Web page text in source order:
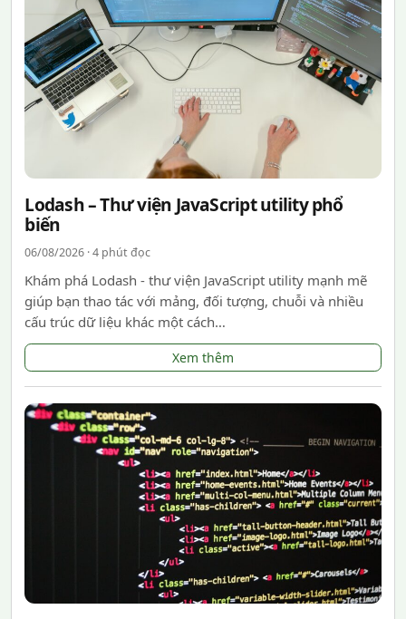
Lodash – Thư viện JavaScript utility phổ
biến
06/08/2026 · 4 phút đọc
Khám phá Lodash - thư viện JavaScript utility mạnh mẽ
giúp bạn thao tác với mảng, đối tượng, chuỗi và nhiều
cấu trúc dữ liệu khác một cách…
Xem thêm